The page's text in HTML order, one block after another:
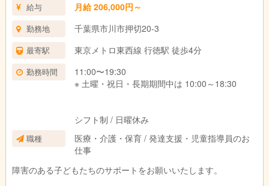
給与 月給 206,000円～
勤務地 千葉県市川市押切20-3
最寄駅 東京メトロ東西線 行徳駅 徒歩4分
勤務時間
11:00〜19:30
※ 土曜・祝日・長期期間中は 10:00～18:30
シフト制 / 日曜休み
職種
医療・介護・保育 / 発達支援・児童指導員のお
仕事
障害のある子どもたちのサポートをお願いいたします。